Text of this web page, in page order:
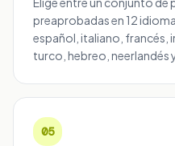
preaprobadas en 12
español, italiano, francés,
turco, hebreo, neerlandés
05